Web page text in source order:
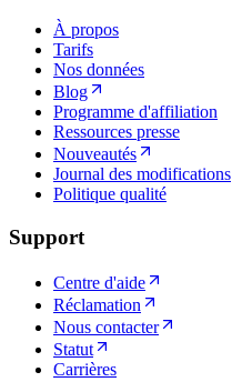
À propos
Tarifs
Nos données
Blog
Programme d'affiliation
Ressources presse
Nouveautés
Journal des modifications
Politique qualité
Support
Centre d'aide
Réclamation
Nous contacter
Statut
Carrières